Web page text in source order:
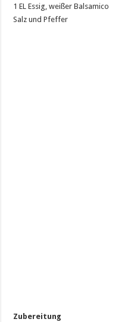
1 EL Essig, weißer Balsamico
Salz und Pfeffer
Zubereitung